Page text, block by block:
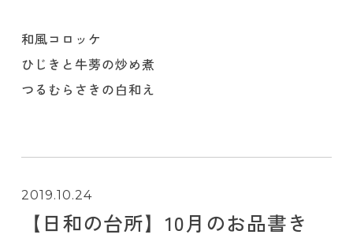
和風コロッケ
ひじきと牛蒡の炒め煮
つるむらさきの白和え
2019.10.24
【日和の台所】10月のお品書き